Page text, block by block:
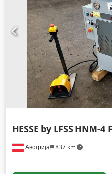
Австрија 837 km
HESSE by LFSS HNM-4 F